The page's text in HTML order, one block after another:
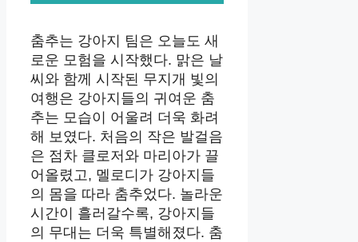
춤추는 강아지 팀은 오늘도 새
로운 모험을 시작했다. 맑은 날
씨와 함께 시작된 무지개 빛의
여행은 강아지들의 귀여운 춤
추는 모습이 어울려 더욱 화려
해 보였다. 처음의 작은 발걸음
은 점차 클로저와 마리아가 끌
어올렸고, 멜로디가 강아지들
의 몸을 따라 춤추었다. 놀라운
시간이 흘러갈수록, 강아지들
의 무대는 더욱 특별해졌다. 춤